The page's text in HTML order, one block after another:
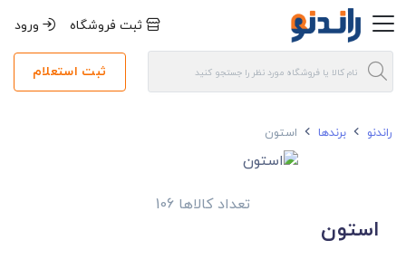
ثبت فروشگاه ورود
ثبت استعلام
راندنو برندها استون
تعداد کالاها 106
استون